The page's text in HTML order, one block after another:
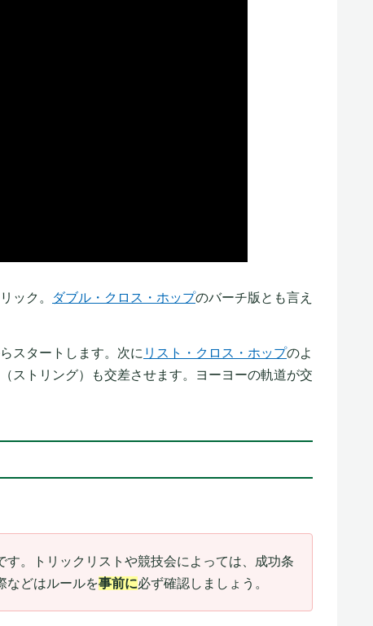
ック。 ダブル・クロス・ホップのバーチ版とも言え
スタートします。次に リスト・クロス・ホップのよ
ストリング）も交差させます。ヨーヨーの軌道が交
す。トリックリストや競技会によっては、成功条
などはルールを事前に必ず確認しましょう。